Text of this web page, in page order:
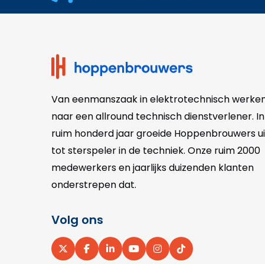
Van eenmanszaak in elektrotechnisch
naar een allround technisch dienstverlener. In
ruim honderd jaar groeide Hoppenbrouwers
tot sterspeler in de techniek. Onze ruim 2000
medewerkers en jaarlijks duizenden klanten
onderstrepen dat.
Volg ons
Ga
Ga
Ga
Ga
Ga
Ga